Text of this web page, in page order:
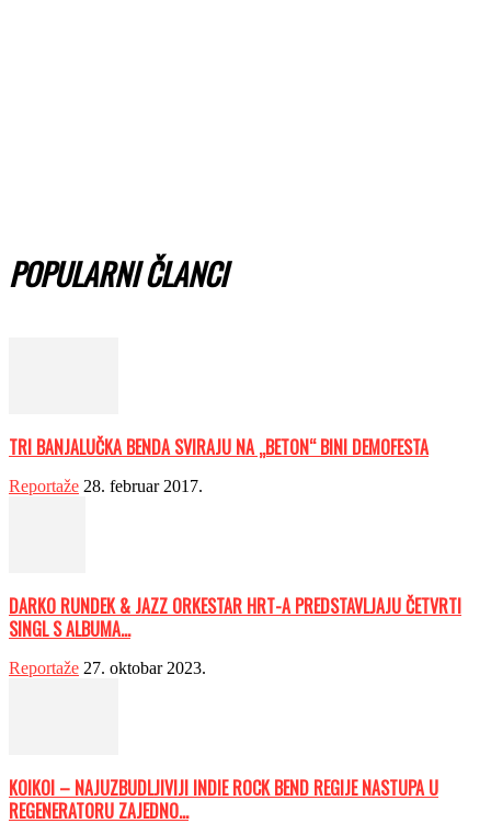
POPULARNI ČLANCI
TRI BANJALUČKA BENDA SVIRAJU NA „BETON“ BINI DEMOFESTA
Reportaže 28. februar 2017.
DARKO RUNDEK & JAZZ ORKESTAR HRT-A PREDSTAVLJAJU ČETVRTI
SINGL S ALBUMA...
Reportaže 27. oktobar 2023.
KOIKOI – NAJUZBUDLJIVIJI INDIE ROCK BEND REGIJE NASTUPA U
REGENERATORU ZAJEDNO...